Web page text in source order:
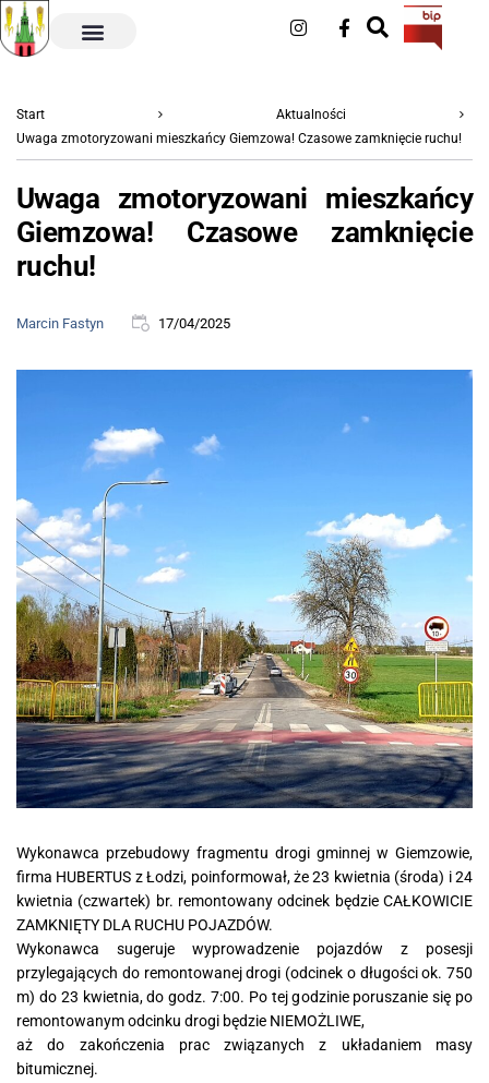
Start
Aktualności
Uwaga zmotoryzowani mieszkańcy Giemzowa! Czasowe zamknięcie ruchu!
Uwaga zmotoryzowani mieszkańcy
Giemzowa! Czasowe zamknięcie
ruchu!
Marcin Fastyn 17/04/2025
Wykonawca przebudowy fragmentu drogi gminnej w Giemzowie,
firma HUBERTUS z Łodzi, poinformował, że 23 kwietnia (środa) i 24
kwietnia (czwartek) br. remontowany odcinek będzie CAŁKOWICIE
ZAMKNIĘTY DLA RUCHU POJAZDÓW.
Wykonawca sugeruje wyprowadzenie pojazdów z posesji
przylegających do remontowanej drogi (odcinek o długości ok. 750
m) do 23 kwietnia, do godz. 7:00. Po tej godzinie poruszanie się po
remontowanym odcinku drogi będzie NIEMOŻLIWE,
aż do zakończenia prac związanych z układaniem masy
bitumicznej.